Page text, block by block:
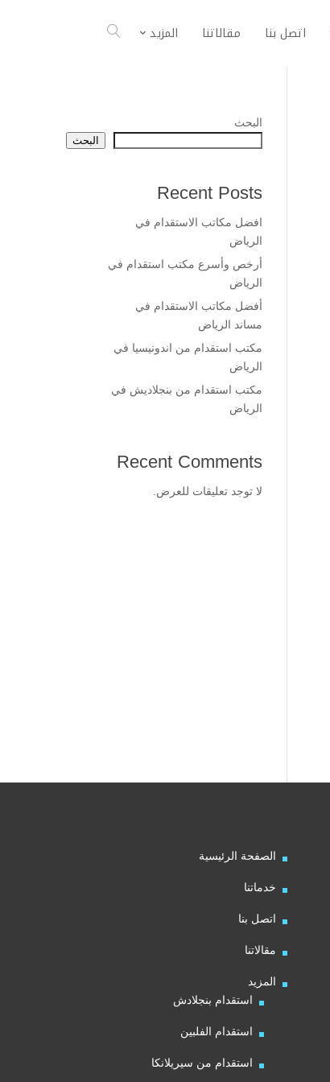
اتصل بنا مقالاتنا المزيد
البحث
البحث
Recent Posts
افضل مكاتب الاستقدام في
الرياض
أرخص وأسرع مكتب استقدام في
الرياض
أفضل مكاتب الاستقدام في
مساند الرياض
مكتب استقدام من اندونيسيا في
الرياض
مكتب استقدام من بنجلاديش في
الرياض
Recent Comments
لا توجد تعليقات للعرض.
الصفحة الرئيسية
خدماتنا
اتصل بنا
مقالاتنا
المزيد
استقدام بنجلادش
استقدام الفلبين
استقدام من سيريلانكا